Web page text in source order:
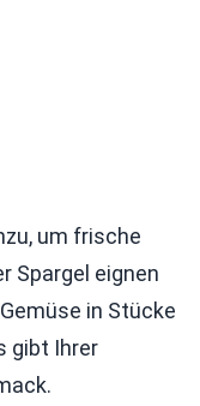
um frische
Spargel eignen
in Stücke
gibt Ihrer